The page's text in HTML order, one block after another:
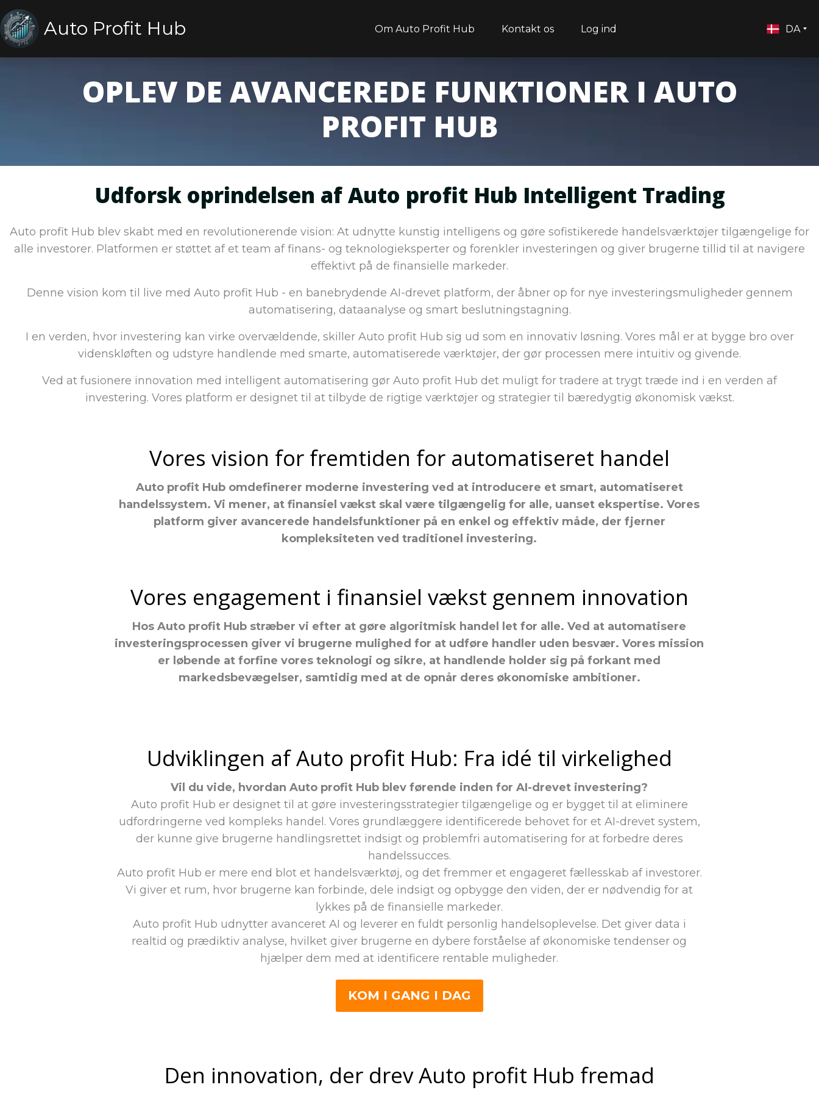
Auto Profit Hub Om Auto Profit Hub Kontakt os Log ind DA
OPLEV DE AVANCEREDE FUNKTIONER I AUTO
PROFIT HUB
Udforsk oprindelsen af Auto profit Hub Intelligent Trading
Auto profit Hub blev skabt med en revolutionerende vision: At udnytte kunstig intelligens og gøre sofistikerede handelsværktøjer tilgængelige for
alle investorer. Platformen er støttet af et team af finans- og teknologieksperter og forenkler investeringen og giver brugerne tillid til at navigere
effektivt på de finansielle markeder.
Denne vision kom til live med Auto profit Hub - en banebrydende AI-drevet platform, der åbner op for nye investeringsmuligheder gennem
automatisering, dataanalyse og smart beslutningstagning.
I en verden, hvor investering kan virke overvældende, skiller Auto profit Hub sig ud som en innovativ løsning. Vores mål er at bygge bro over
videnskløften og udstyre handlende med smarte, automatiserede værktøjer, der gør processen mere intuitiv og givende.
Ved at fusionere innovation med intelligent automatisering gør Auto profit Hub det muligt for tradere at trygt træde ind i en verden af
investering. Vores platform er designet til at tilbyde de rigtige værktøjer og strategier til bæredygtig økonomisk vækst.
Vores vision for fremtiden for automatiseret handel
Auto profit Hub omdefinerer moderne investering ved at introducere et smart, automatiseret
handelssystem. Vi mener, at finansiel vækst skal være tilgængelig for alle, uanset ekspertise. Vores
platform giver avancerede handelsfunktioner på en enkel og effektiv måde, der fjerner
kompleksiteten ved traditionel investering.
Vores engagement i finansiel vækst gennem innovation
Hos Auto profit Hub stræber vi efter at gøre algoritmisk handel let for alle. Ved at automatisere
investeringsprocessen giver vi brugerne mulighed for at udføre handler uden besvær. Vores mission
er løbende at forfine vores teknologi og sikre, at handlende holder sig på forkant med
markedsbevægelser, samtidig med at de opnår deres økonomiske ambitioner.
Udviklingen af Auto profit Hub: Fra idé til virkelighed
Vil du vide, hvordan Auto profit Hub blev førende inden for AI-drevet investering?
Auto profit Hub er designet til at gøre investeringsstrategier tilgængelige og er bygget til at eliminere
udfordringerne ved kompleks handel. Vores grundlæggere identificerede behovet for et AI-drevet system,
der kunne give brugerne handlingsrettet indsigt og problemfri automatisering for at forbedre deres
handelssucces.
Auto profit Hub er mere end blot et handelsværktøj, og det fremmer et engageret fællesskab af investorer.
Vi giver et rum, hvor brugerne kan forbinde, dele indsigt og opbygge den viden, der er nødvendig for at
lykkes på de finansielle markeder.
Auto profit Hub udnytter avanceret AI og leverer en fuldt personlig handelsoplevelse. Det giver data i
realtid og prædiktiv analyse, hvilket giver brugerne en dybere forståelse af økonomiske tendenser og
hjælper dem med at identificere rentable muligheder.
KOM I GANG I DAG
Den innovation, der drev Auto profit Hub fremad